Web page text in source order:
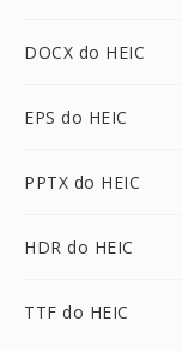
DOCX do HEIC
EPS do HEIC
PPTX do HEIC
HDR do HEIC
TTF do HEIC